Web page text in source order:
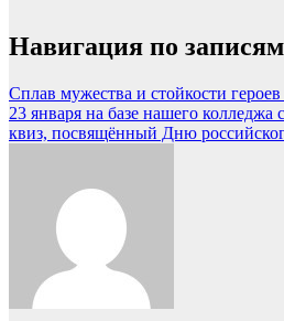
Навигация по записям
Сплав мужества и стойкости
23 января на базе нашего колледжа
квиз, посвящённый Дню